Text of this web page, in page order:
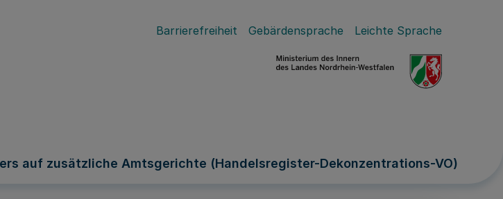
Barrierefreiheit Gebärdensprache Leichte Sprache
auf zusätzliche Amtsgerichte (Handelsregister-Dekonzentrations-VO)